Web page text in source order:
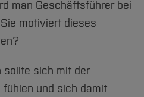
man Geschäftsführer bei
motiviert dieses
sollte sich mit der
und sich damit